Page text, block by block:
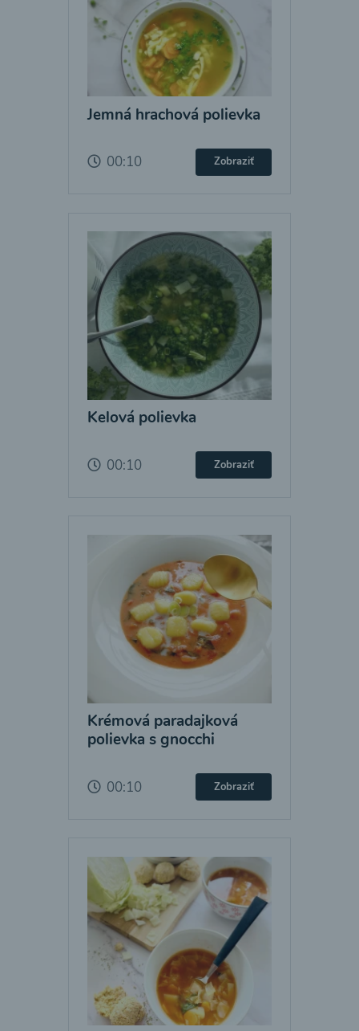
Jemná hrachová polievka
00:10 Zobraziť
Kelová polievka
00:10 Zobraziť
Krémová paradajková
polievka s gnocchi
00:10 Zobraziť